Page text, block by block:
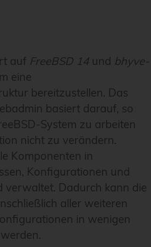
auf FreeBSD 14 und bhyve-
eine
bereitzustellen. Das
basiert darauf, so
System zu arbeiten
nicht zu verändern.
Komponenten in
Konfigurationen und
verwaltet. Dadurch kann die
aller weiteren
in wenigen